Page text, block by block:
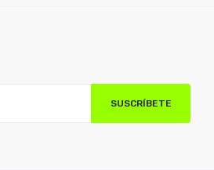
SUSCRÍBETE